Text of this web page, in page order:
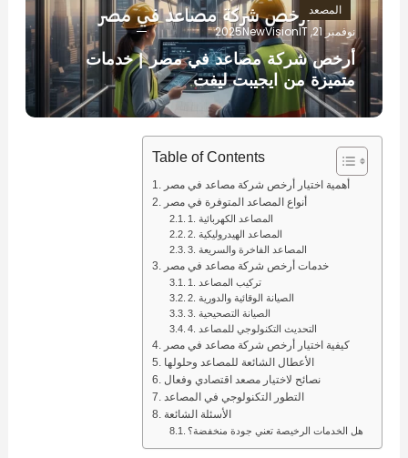
المصعد
نوفمبر 21, 2025
NewVisionIT
أرخص شركة مصاعد في مصر | خدمات
متميزة من ايجيبت ليفت
Table of Contents
أهمية اختيار أرخص شركة مصاعد في مصر
أنواع المصاعد المتوفرة في مصر
1. المصاعد الكهربائية
2. المصاعد الهيدروليكية
3. المصاعد الفاخرة والسريعة
خدمات أرخص شركة مصاعد في مصر
1. تركيب المصاعد
2. الصيانة الوقائية والدورية
3. الصيانة التصحيحية
4. التحديث التكنولوجي للمصاعد
كيفية اختيار أرخص شركة مصاعد في مصر
الأعطال الشائعة للمصاعد وحلولها
نصائح لاختيار مصعد اقتصادي وفعال
التطور التكنولوجي في المصاعد
الأسئلة الشائعة
هل الخدمات الرخيصة تعني جودة منخفضة؟